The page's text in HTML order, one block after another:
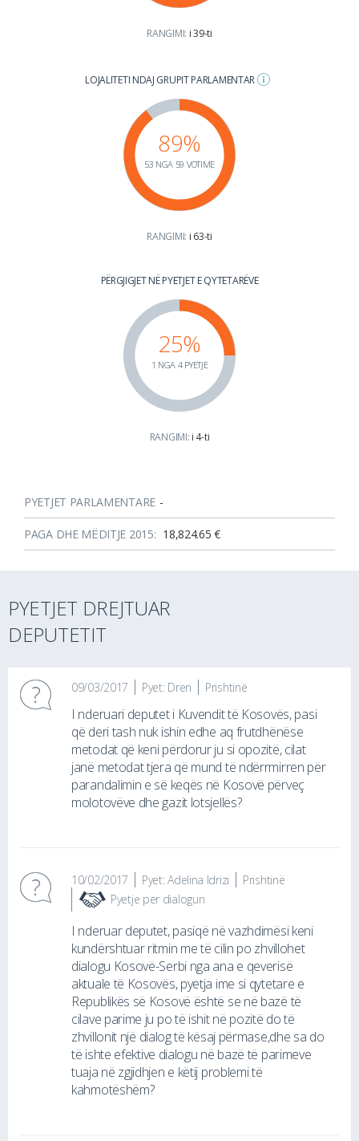
RANGIMI: i 39-ti
LOJALITETI NDAJ GRUPIT PARLAMENTAR
89%
53 NGA 59 VOTIME
RANGIMI: i 63-ti
PËRGJIGJET NË PYETJET E QYTETARËVE
25%
1 NGA 4 PYETJE
RANGIMI: i 4-ti
PYETJET PARLAMENTARE -
PAGA DHE MËDITJE 2015: 18,824.65 €
PYETJET DREJTUAR
DEPUTETIT
09/03/2017 Pyet: Dren Prishtinë
I nderuari deputet i Kuvendit të Kosovës, pasi
që deri tash nuk ishin edhe aq frutdhënëse
metodat që keni përdorur ju si opozitë, cilat
janë metodat tjera që mund të ndërrmirren për
parandalimin e së keqës në Kosovë përveç
molotovëve dhe gazit lotsjellës?
10/02/2017 Pyet: Adelina Idrizi
Prishtinë
Pyetje per dialogun
I nderuar deputet, pasiqë në vazhdimësi keni
kundërshtuar ritmin me të cilin po zhvillohet
dialogu Kosovë-Serbi nga ana e qeverisë
aktuale të Kosovës, pyetja ime si qytetare e
Republikës së Kosovë është se në bazë të
cilave parime ju po të ishit në pozitë do të
zhvillonit një dialog të kësaj përmase,dhe sa do
të ishte efektive dialogu në bazë të parimeve
tuaja në zgjidhjen e këtij problemi të
kahmotëshëm?